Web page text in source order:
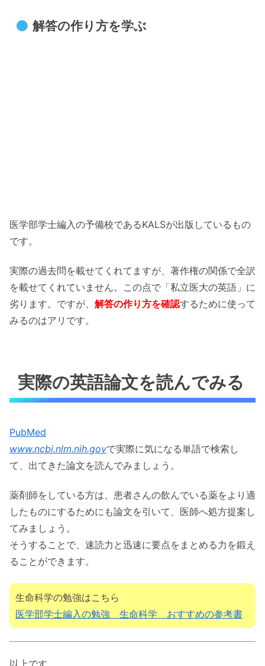
解答の作り方を学ぶ
医学部学士編入の予備校であるKALSが出版しているもの
です。
実際の過去問を載せてくれてますが、著作権の関係で全訳
を載せてくれていません。この点で「私立医大の英語」に
劣ります。ですが、 解答の作り方を確認するために使って
みるのはアリです。
実際の英語論文を読んでみる
PubMed
www.ncbi.nlm.nih.govで実際に気になる単語で検索し
て、出てきた論文を読んでみましょう。
薬剤師をしている方は、患者さんの飲んでいる薬をより適
したものにするためにも論文を引いて、医師へ処方提案し
てみましょう。
そうすることで、速読力と迅速に要点をまとめる力を鍛え
ることができます。
生命科学の勉強はこちら
医学部学士編入の勉強 生命科学 おすすめの参考書